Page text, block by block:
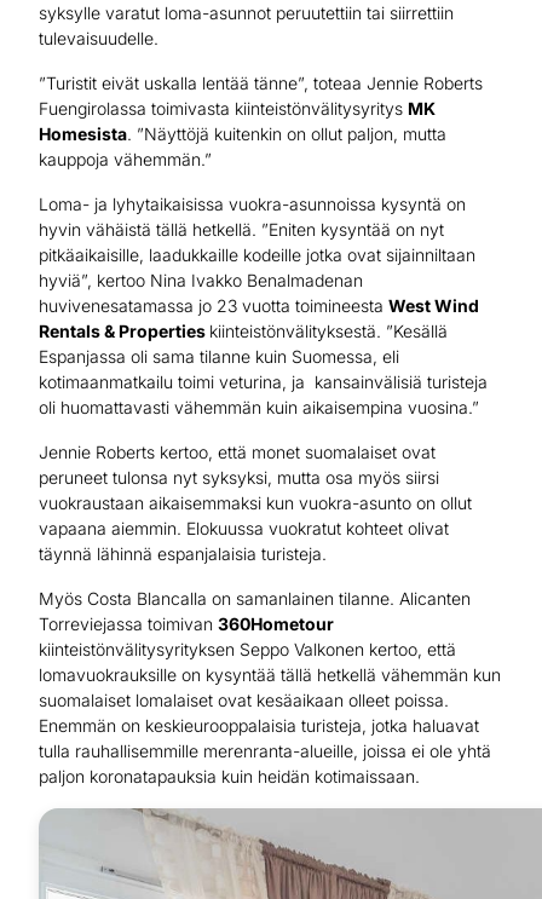
syksylle varatut loma-asunnot peruutettiin tai siirrettiin
tulevaisuudelle.
”Turistit eivät uskalla lentää tänne”, toteaa Jennie Roberts
Fuengirolassa toimivasta kiinteistönvälitysyritys MK
Homesista. ”Näyttöjä kuitenkin on ollut paljon, mutta
kauppoja vähemmän.”
Loma- ja lyhytaikaisissa vuokra-asunnoissa kysyntä on
hyvin vähäistä tällä hetkellä. ”Eniten kysyntää on nyt
pitkäaikaisille, laadukkaille kodeille jotka ovat sijainniltaan
hyviä”, kertoo Nina Ivakko Benalmadenan
huvivenesatamassa jo 23 vuotta toimineesta West Wind
Rentals & Properties kiinteistönvälityksestä. ”Kesällä
Espanjassa oli sama tilanne kuin Suomessa, eli
kotimaanmatkailu toimi veturina, ja kansainvälisiä turisteja
oli huomattavasti vähemmän kuin aikaisempina vuosina.”
Jennie Roberts kertoo, että monet suomalaiset ovat
peruneet tulonsa nyt syksyksi, mutta osa myös siirsi
vuokraustaan aikaisemmaksi kun vuokra-asunto on ollut
vapaana aiemmin. Elokuussa vuokratut kohteet olivat
täynnä lähinnä espanjalaisia turisteja.
Myös Costa Blancalla on samanlainen tilanne. Alicanten
Torreviejassa toimivan 360Hometour
kiinteistönvälitysyrityksen Seppo Valkonen kertoo, että
lomavuokrauksille on kysyntää tällä hetkellä vähemmän kun
suomalaiset lomalaiset ovat kesäaikaan olleet poissa.
Enemmän on keskieurooppalaisia turisteja, jotka haluavat
tulla rauhallisemmille merenranta-alueille, joissa ei ole yhtä
paljon koronatapauksia kuin heidän kotimaissaan.